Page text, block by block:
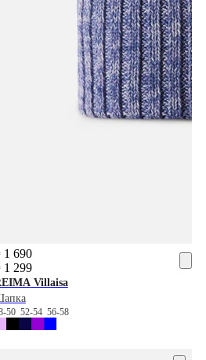
1 690
1 299
Villaisa
50 52-54 56-58